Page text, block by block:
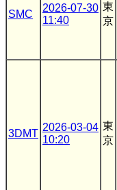
SMC
2026-07-30
11:40
東
京
3DMT
2026-03-04
10:20
東
京